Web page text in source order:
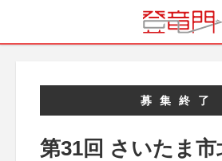
募集終了
第31回 さいたま市